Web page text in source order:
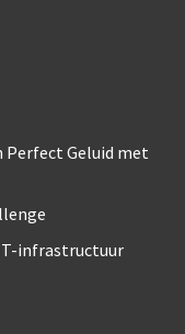
Perfect Geluid met
infrastructuur